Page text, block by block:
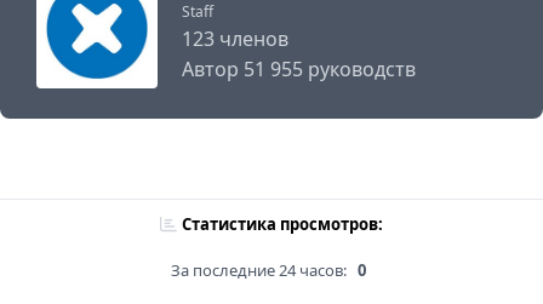
Staff
123 членов
Автор 51 955 руководств
Статистика просмотров:
За последние 24 часов: 0